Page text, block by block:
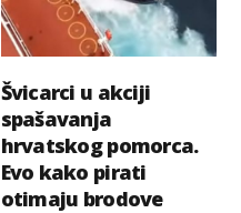
Švicarci u akciji
spašavanja
hrvatskog pomorca.
Evo kako pirati
otimaju brodove